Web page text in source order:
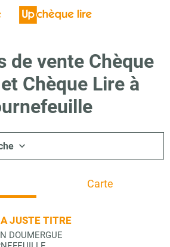
de vente Chèque
Chèque Lire à
Carte
JUSTE TITRE
DOUMERGUE